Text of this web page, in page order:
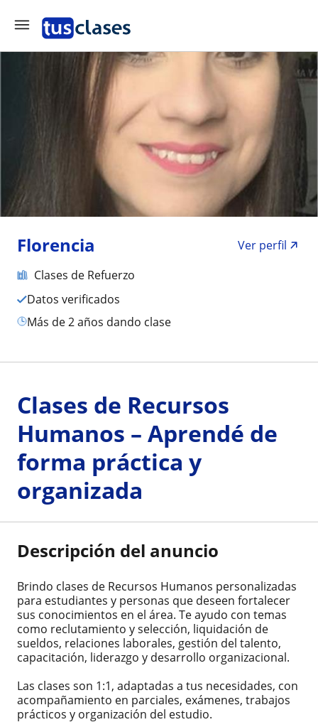
Florencia
Ver perfil
Clases de Refuerzo
Datos verificados
más de 2 años dando clase
Clases de Recursos
Humanos – Aprendé de
forma práctica y
organizada
Descripción del anuncio
Brindo clases de Recursos Humanos personalizadas
para estudiantes y personas que deseen fortalecer
sus conocimientos en el área. Te ayudo con temas
como reclutamiento y selección, liquidación de
sueldos, relaciones laborales, gestión del talento,
capacitación, liderazgo y desarrollo organizacional.
Las clases son 1:1, adaptadas a tus necesidades, con
acompañamiento en parciales, exámenes, trabajos
prácticos y organización del estudio.